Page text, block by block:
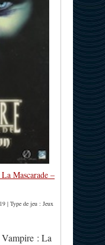
Mascarade –
| Type de jeu : Jeux
Vampire : La